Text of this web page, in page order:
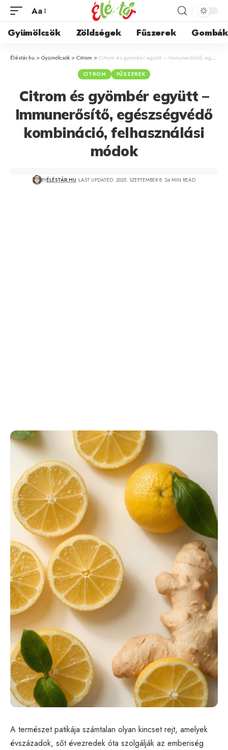
Aa
Gyümölcsök Zöldségek Fűszerek Gombák
Éléstár.hu >Gyümölcsök >Citrom >Citrom és gyömbér együtt – Immunerősítő, egészségvédő kombináció, felhasználási módok
CITROM FŰSZEREK
Citrom és gyömbér együtt –
Immunerősítő, egészségvédő
kombináció, felhasználási
módok
BYÉLÉSTÁR.HU LAST UPDATED: 2025. SZEPTEMBER 8. 24 MIN READ
A természet patikája számtalan olyan kincset rejt, amelyek
évszázadok, sőt évezredek óta szolgálják az emberiség